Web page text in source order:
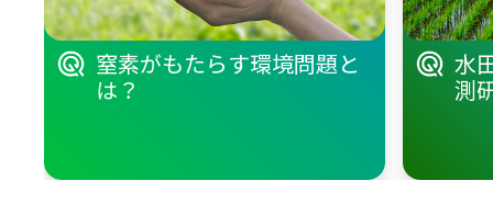
窒素がもたらす環境問題と
は？
水
測